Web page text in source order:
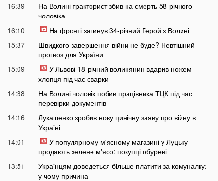
16:39
На Волині тракторист збив на смерть 58-річного
чоловіка
16:10
На фронті загинув 34-річний Герой з Волині
15:37
Швидкого завершення війни не буде? Невтішний
прогноз для України
15:09
У Львові 18-річний волинянин вдарив ножем
хлопця під час сварки
14:38
На Волині чоловік побив працівника ТЦК під час
перевірки документів
14:16
Лукашенко зробив нову цинічну заяву про війну в
Україні
14:01
У популярному м'ясному магазині у Луцьку
продають зелене м'ясо: покупці обурені
13:51
Українцям доведеться більше платити за комуналку:
у чому причина